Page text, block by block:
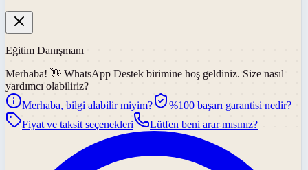
Eğitim Danışmanı
Merhaba! 👋 WhatsApp Destek birimine hoş geldiniz. Size nasıl
yardımcı olabiliriz?
Merhaba, bilgi alabilir miyim?
%100 başarı garantisi nedir?
Fiyat ve taksit seçenekleri
Lütfen beni arar mısınız?